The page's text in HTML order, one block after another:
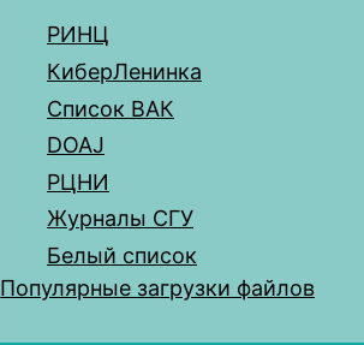
РИНЦ
КиберЛенинка
Список ВАК
DOAJ
РЦНИ
Журналы СГУ
Белый список
Популярные загрузки файлов